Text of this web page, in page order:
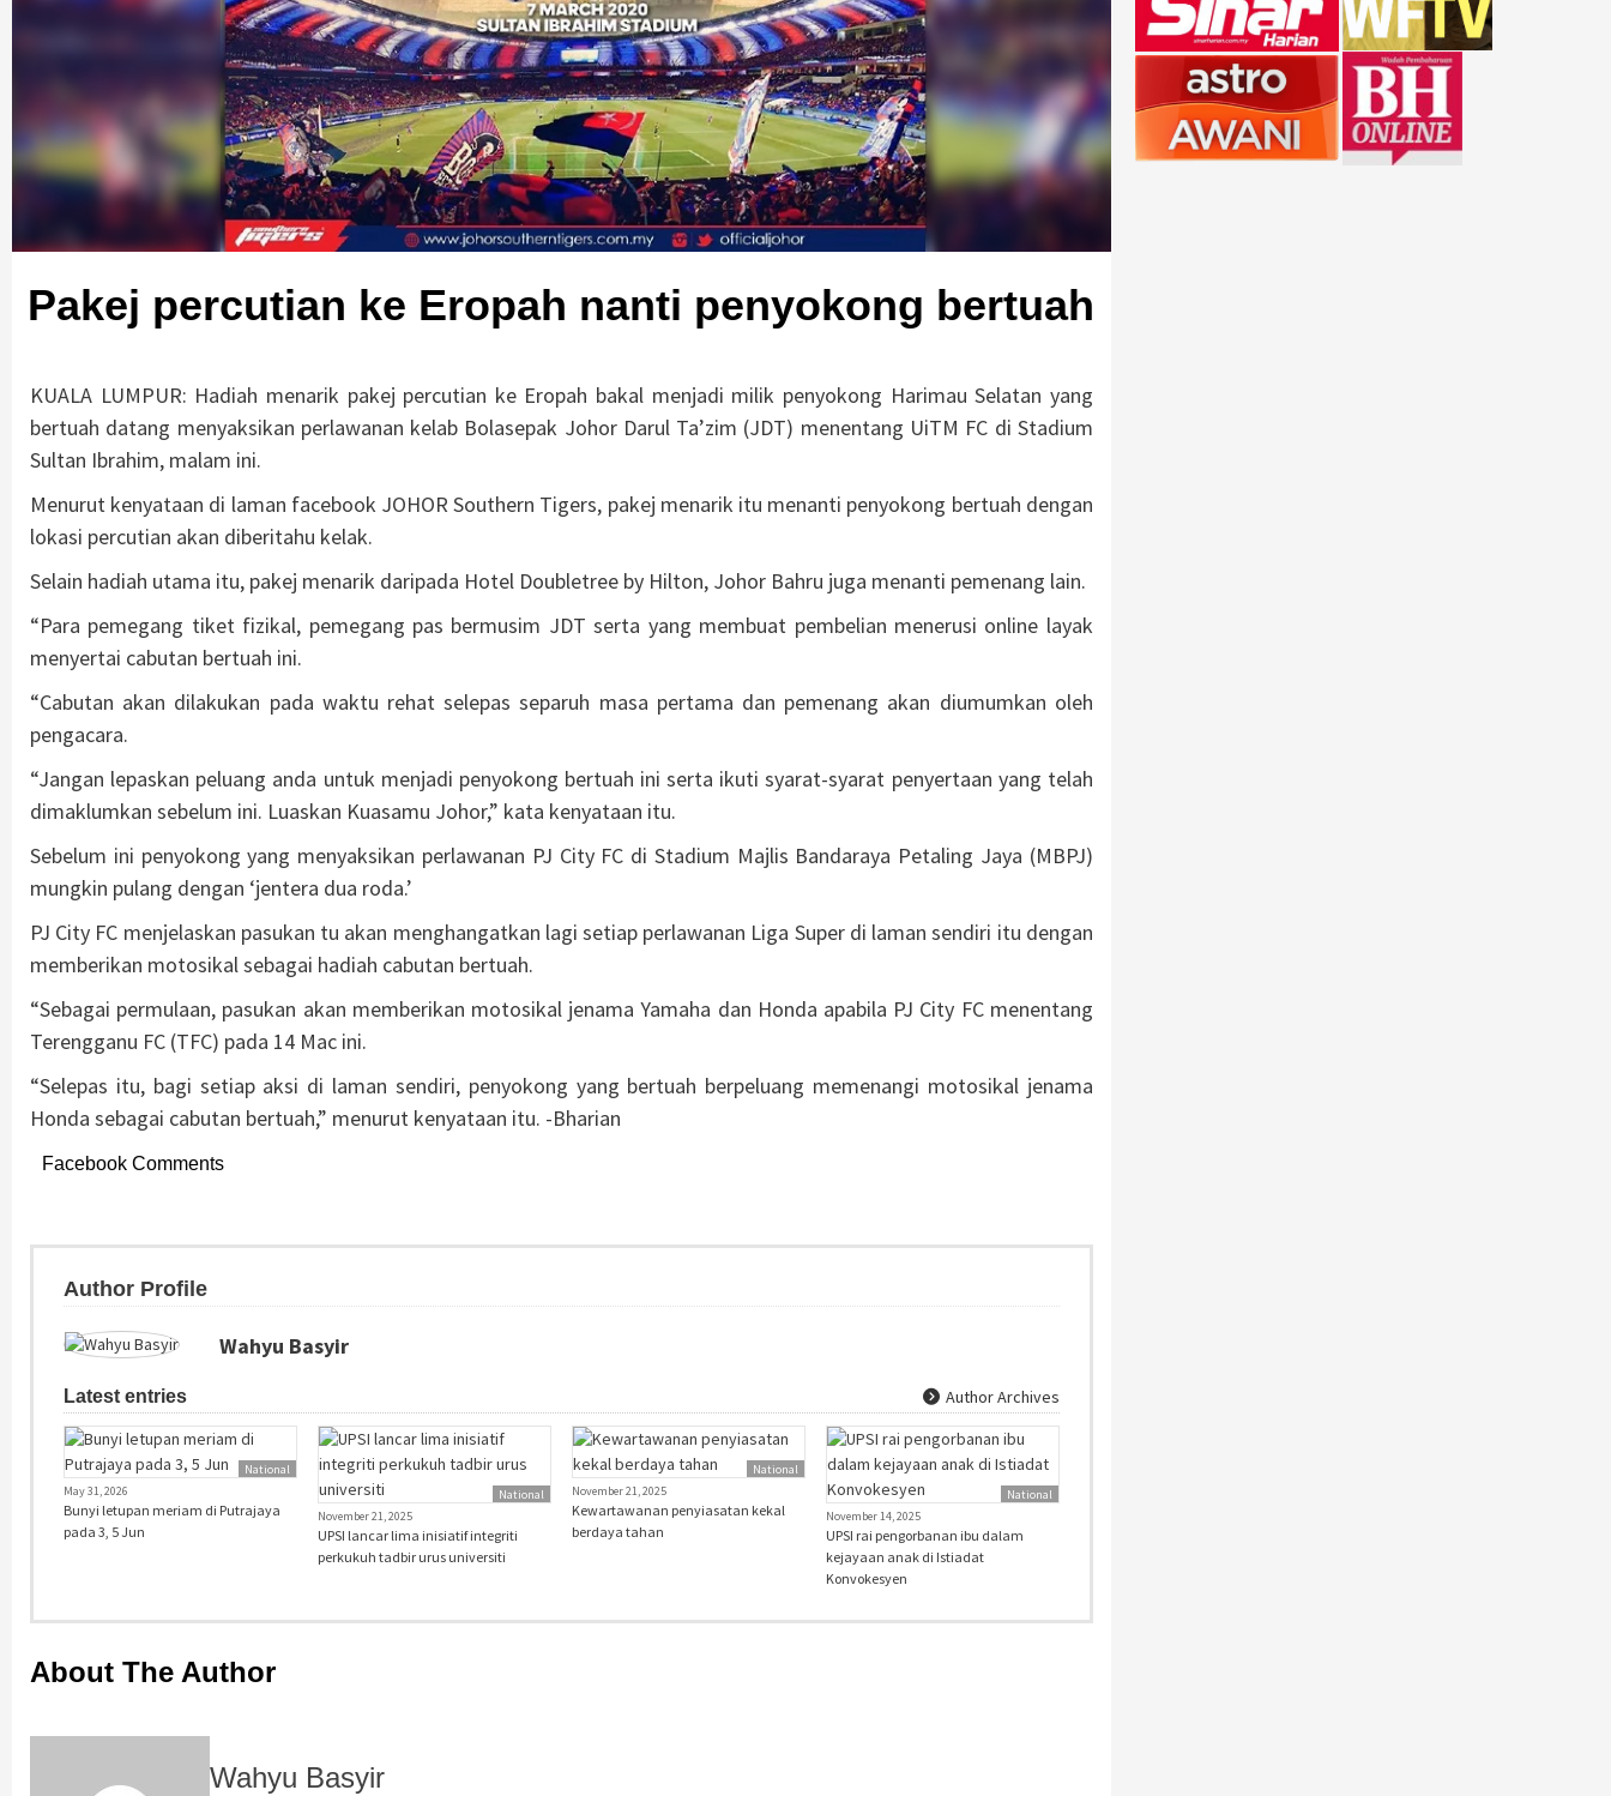
Pakej percutian ke Eropah nanti penyokong bertuah
KUALA LUMPUR: Hadiah menarik pakej percutian ke Eropah bakal menjadi milik penyokong Harimau Selatan yang
bertuah datang menyaksikan perlawanan kelab Bolasepak Johor Darul Ta’zim (JDT) menentang UiTM FC di Stadium
Sultan Ibrahim, malam ini.
Menurut kenyataan di laman facebook JOHOR Southern Tigers, pakej menarik itu menanti penyokong bertuah dengan
lokasi percutian akan diberitahu kelak.
Selain hadiah utama itu, pakej menarik daripada Hotel Doubletree by Hilton, Johor Bahru juga menanti pemenang lain.
“Para pemegang tiket fizikal, pemegang pas bermusim JDT serta yang membuat pembelian menerusi online layak
menyertai cabutan bertuah ini.
“Cabutan akan dilakukan pada waktu rehat selepas separuh masa pertama dan pemenang akan diumumkan oleh
pengacara.
“Jangan lepaskan peluang anda untuk menjadi penyokong bertuah ini serta ikuti syarat-syarat penyertaan yang telah
dimaklumkan sebelum ini. Luaskan Kuasamu Johor,” kata kenyataan itu.
Sebelum ini penyokong yang menyaksikan perlawanan PJ City FC di Stadium Majlis Bandaraya Petaling Jaya (MBPJ)
mungkin pulang dengan ‘jentera dua roda.’
PJ City FC menjelaskan pasukan tu akan menghangatkan lagi setiap perlawanan Liga Super di laman sendiri itu dengan
memberikan motosikal sebagai hadiah cabutan bertuah.
“Sebagai permulaan, pasukan akan memberikan motosikal jenama Yamaha dan Honda apabila PJ City FC menentang
Terengganu FC (TFC) pada 14 Mac ini.
“Selepas itu, bagi setiap aksi di laman sendiri, penyokong yang bertuah berpeluang memenangi motosikal jenama
Honda sebagai cabutan bertuah,” menurut kenyataan itu. -Bharian
Facebook Comments
Author Profile
Wahyu Basyir
Latest entries Author Archives
National
May 31, 2026
Bunyi letupan meriam di Putrajaya
pada 3, 5 Jun
National
November 21, 2025
UPSI lancar lima inisiatif integriti
perkukuh tadbir urus universiti
National
November 21, 2025
Kewartawanan penyiasatan kekal
berdaya tahan
National
November 14, 2025
UPSI rai pengorbanan ibu dalam
kejayaan anak di Istiadat
Konvokesyen
About The Author
Wahyu Basyir